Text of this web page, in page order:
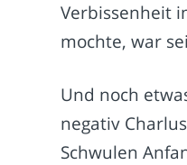
Verbissenheit
mochte, war
Und noch
negativ
Schwulen